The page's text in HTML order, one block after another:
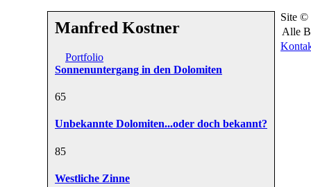
Manfred Kostner
Portfolio
Sonnenuntergang in den Dolomiten
65
Unbekannte Dolomiten...oder doch bekannt?
85
Westliche Zinne
Site ©
Alle